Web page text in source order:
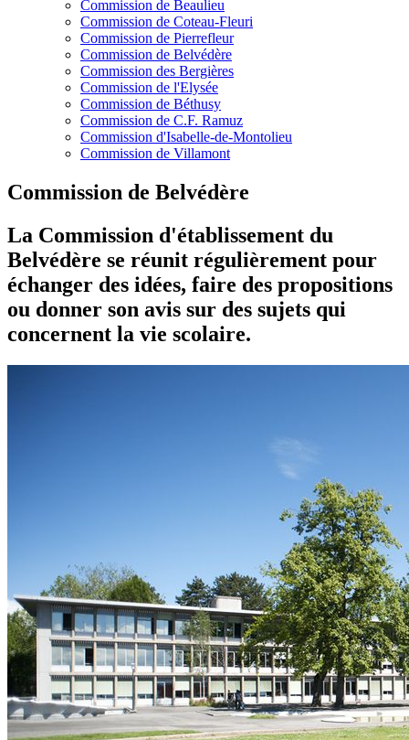
Commission de Beaulieu
Commission de Coteau-Fleuri
Commission de Pierrefleur
Commission de Belvédère
Commission des Bergières
Commission de l'Elysée
Commission de Béthusy
Commission de C.F. Ramuz
Commission d'Isabelle-de-Montolieu
Commission de Villamont
Commission de Belvédère
La Commission d'établissement du
Belvédère se réunit régulièrement pour
échanger des idées, faire des propositions
ou donner son avis sur des sujets qui
concernent la vie scolaire.